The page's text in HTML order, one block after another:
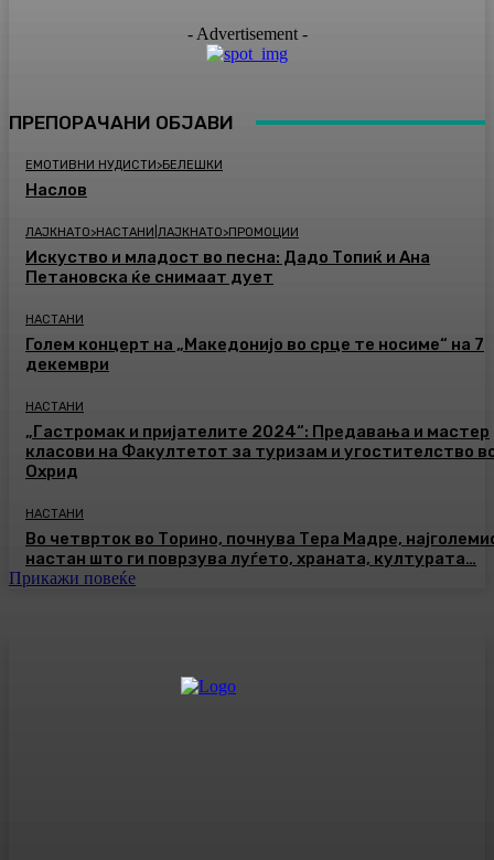
- Advertisement -
ПРЕПОРАЧАНИ ОБЈАВИ
ЕМОТИВНИ НУДИСТИ>БЕЛЕШКИ
Наслов
ЛАЈКНАТО>НАСТАНИ|ЛАЈКНАТО>ПРОМОЦИИ
Искуство и младост во песна: Дадо Топиќ и Ана
Петановска ќе снимаат дует
НАСТАНИ
Голем концерт на „Македонијо во срце те носиме“ на 7
декември
НАСТАНИ
„Гастромак и пријателите 2024“: Предавања и мастер
класови на Факултетот за туризам и угостителство
Охрид
НАСТАНИ
Во четврток во Торино, почнува Тера Мадре,
настан што ги поврзува луѓето, храната, културата…
Прикажи повеќе